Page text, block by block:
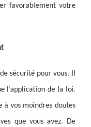
favorablement votre
sécurité pour vous. Il
l’application de la loi.
à vos moindres doutes
que vous avez. De